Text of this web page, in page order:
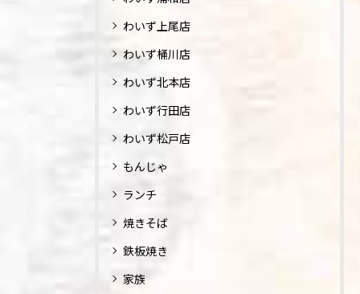
わいず上尾店
わいず桶川店
わいず北本店
わいず行田店
わいず松戸店
もんじゃ
ランチ
焼きそば
鉄板焼き
家族